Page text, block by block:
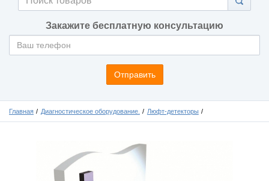
Закажите бесплатную консультацию
Отправить
Главная Диагностическое оборудование. Люфт-детекторы